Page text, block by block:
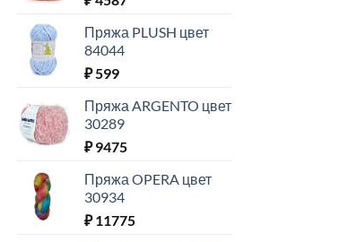
Пряжа PLUSH цвет
84044
₽599
Пряжа ARGENTO цвет
30289
₽9475
Пряжа OPERA цвет
30934
₽11775